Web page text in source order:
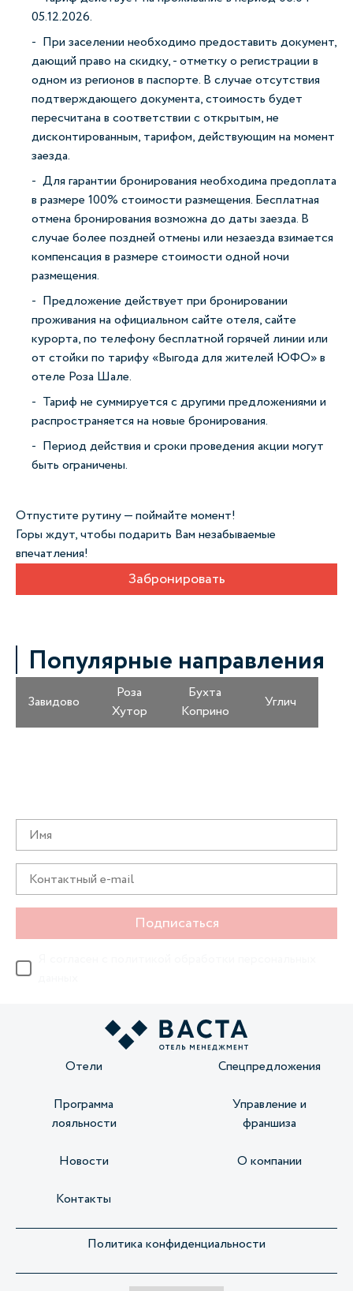
05.12.2026.
При заселении необходимо предоставить документ,
дающий право на скидку, - отметку о регистрации в
одном из регионов в паспорте. В случае отсутствия
подтверждающего документа, стоимость будет
пересчитана в соответствии с открытым, не
дисконтированным, тарифом, действующим на момент
заезда.
Для гарантии бронирования необходима предоплата
в размере 100% стоимости размещения. Бесплатная
отмена бронирования возможна до даты заезда. В
случае более поздней отмены или незаезда взимается
компенсация в размере стоимости одной ночи
размещения.
Предложение действует при бронировании
проживания на официальном сайте отеля, сайте
курорта, по телефону бесплатной горячей линии или
от стойки по тарифу «Выгода для жителей ЮФО» в
отеле Роза Шале.
Тариф не суммируется с другими предложениями и
распространяется на новые бронирования.
Период действия и сроки проведения акции могут
быть ограничены.
Отпустите рутину — поймайте момент!
Горы ждут, чтобы подарить Вам незабываемые
впечатления!
Забронировать
Популярные направления
Завидово
Роза
Хутор
Бухта
Коприно
Углич
Подписаться
Отели Спецпредложения
Программа
лояльности
Управление и
франшиза
Новости О компании
Контакты
Политика конфиденциальности